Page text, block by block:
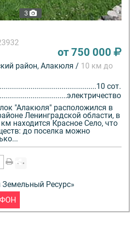
3
от 750 000
район, Алакюля / 10 км до
10 сот.
электричество
"Алакюля" расположился в
Ленинградской области, в
находится Красное Село, что
до поселка можно
Ресурс»